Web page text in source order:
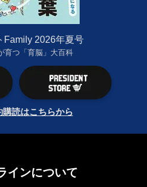
Family 2026年夏号
育つ「育脳」大百科
購読はこちらから
インについて